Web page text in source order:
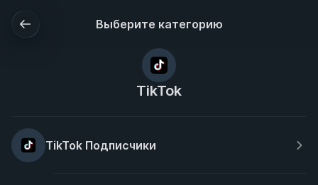
Выберите категорию
TikTok
TikTok Подписчики